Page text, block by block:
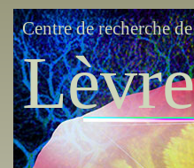
Centre de recherche